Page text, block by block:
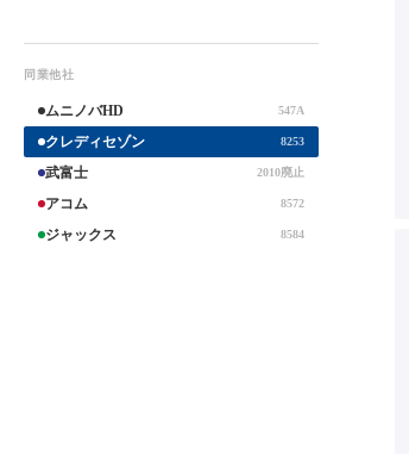
同業他社
ムニノバHD 547A
クレディセゾン 8253
武富士 2010廃止
アコム 8572
ジャックス 8584